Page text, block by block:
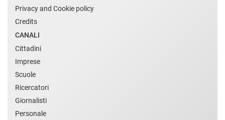
Privacy and Cookie policy
Credits
CANALI
Cittadini
Imprese
Scuole
Ricercatori
Giornalisti
Personale